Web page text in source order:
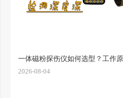
一体磁粉探伤仪如何选型？工作原
2026-08-04